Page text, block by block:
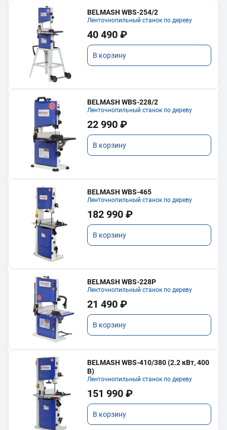
BELMASH WBS-254/2
Ленточнопильный станок по дереву
40 490 ₽
В корзину
BELMASH WBS-228/2
Ленточнопильный станок по дереву
22 990 ₽
В корзину
BELMASH WBS-465
Ленточнопильный станок по дереву
182 990 ₽
В корзину
BELMASH WBS-228P
Ленточнопильный станок по дереву
21 490 ₽
В корзину
BELMASH WBS-410/380 (2.2 кВт, 400
В)
Ленточнопильный станок по дереву
151 990 ₽
В корзину